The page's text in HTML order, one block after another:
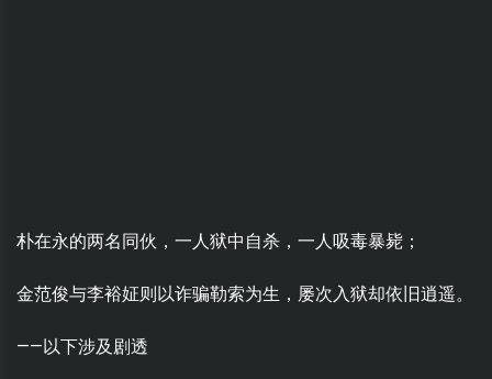
朴在永的两名同伙，一人狱中自杀，一人吸毒暴毙；
金范俊与李裕姃则以诈骗勒索为生，屡次入狱却依旧逍遥。
——以下涉及剧透